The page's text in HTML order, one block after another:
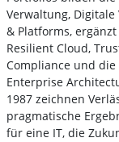
Verwaltung,
& Platforms,
Resilient Cloud,
Compliance und
Enterprise
1987 zeichnen
pragmatische
für eine IT, die